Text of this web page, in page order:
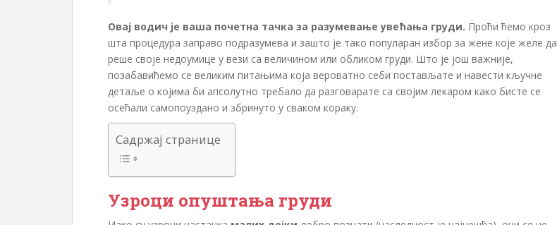
Овај водич је ваша почетна тачка за разумевање увећања груди. Проћи ћемо кроз
шта процедура заправо подразумева и зашто је тако популаран избор за жене које желе да
реше своје недоумице у вези са величином или обликом груди. Што је још важније,
позабавићемо се великим питањима која вероватно себи постављате и навести кључне
детаље о којима би апсолутно требало да разговарате са својим лекаром како бисте се
осећали самопоуздано и збринуто у сваком кораку.
Садржај странице
Узроци опуштања груди